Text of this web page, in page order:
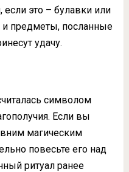
если это – булавки или
и предметы, посланные
удачу.
символом
Если вы
магическим
повесьте его над
ритуал ранее